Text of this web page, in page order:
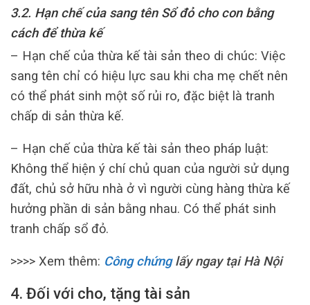
3.2. Hạn chế của sang tên Sổ đỏ cho con bằng
cách để thừa kế
– Hạn chế của thừa kế tài sản theo di chúc: Việc
sang tên chỉ có hiệu lực sau khi cha mẹ chết nên
có thể phát sinh một số rủi ro, đặc biệt là tranh
chấp di sản thừa kế.
– Hạn chế của thừa kế tài sản theo pháp luật:
Không thể hiện ý chí chủ quan của người sử dụng
đất, chủ sở hữu nhà ở vì người cùng hàng thừa kế
hưởng phần di sản bằng nhau. Có thể phát sinh
tranh chấp sổ đỏ.
>>>> Xem thêm: Công chứnglấy ngay tại Hà Nội
4. Đối với cho, tặng tài sản